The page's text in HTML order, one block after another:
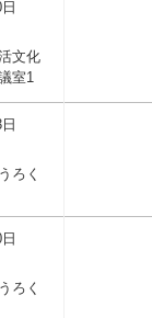
文化
室1
ろく
ろく